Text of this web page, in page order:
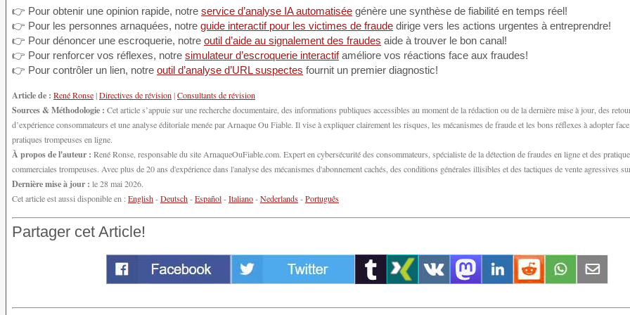
👉 Pour obtenir une opinion rapide, notre service d’analyse IA automatisée génère une synthèse de fiabilité en temps réel!
👉 Pour les personnes arnaquées, notre guide interactif pour les victimes de fraude dirige vers les actions urgentes à entreprendre!
👉 Pour dénoncer une escroquerie, notre outil d’aide au signalement des fraudes aide à trouver le bon canal!
👉 Pour renforcer vos réflexes, notre simulateur d’escroquerie interactifaméliore vos réactions face aux fraudes!
👉 Pour contrôler un lien, notre outil d’analyse d’URL suspectes fournit un premier diagnostic!
Article de : René Ronse|Directives de révision|Consultants de révision
Sources & Méthodologie : Cet article s’appuie sur une recherche documentaire, des informations publiques accessibles au moment de la rédaction ou de la dernière mise à jour, des
d’expérience consommateurs et une analyse éditoriale menée par Arnaque Ou Fiable. Il vise à expliquer clairement les risques, les mécanismes de fraude et les bons réflexes à adopter
pratiques trompeuses en ligne.
À propos de l'auteur : René Ronse, responsable du site ArnaqueOuFiable.com. Expert en cybersécurité des consommateurs, spécialiste de la détection de fraudes en ligne et des
commerciales trompeuses. Avec plus de 20 ans d'expérience dans l'analyse des mécanismes d'abonnement cachés, des conditions générales illisibles et des tactiques de vente agressives
Dernière mise à jour : le 28 mai 2026.
Cet article est aussi disponible en :English-Deutsch-Español-Italiano-Nederlands-Português
Partager cet Article!